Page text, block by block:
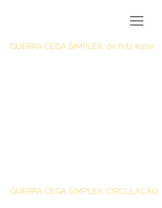
GUERRA CEGA SIMPLEX, de Fritz Kater
GUERRA CEGA SIMPLEX, CIRCULAÇĀO